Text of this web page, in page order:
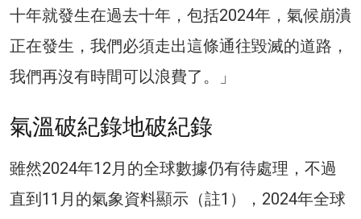
十年就發生在過去十年，包括2024年，氣候崩潰
正在發生，我們必須走出這條通往毀滅的道路，
我們再沒有時間可以浪費了。」
氣溫破紀錄地破紀錄
雖然2024年12月的全球數據仍有待處理，不過
直到11月的氣象資料顯示（註1），2024年全球